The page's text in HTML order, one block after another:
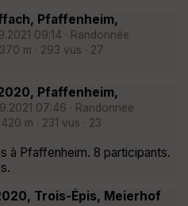
Pfaffenheim,
09:14 · Randonnée
m · 293 vus · 27
Pfaffenheim,
07:46 · Randonnée
m · 231 vus · 23
à Pfaffenheim. 8 participants.
Trois-Épis, Meierhof